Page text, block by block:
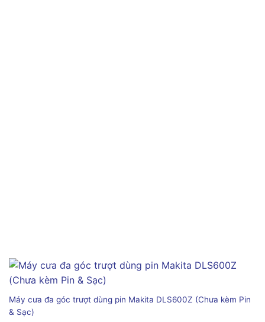
Máy cưa đa góc trượt dùng pin Makita DLS600Z (Chưa kèm Pin
& Sạc)